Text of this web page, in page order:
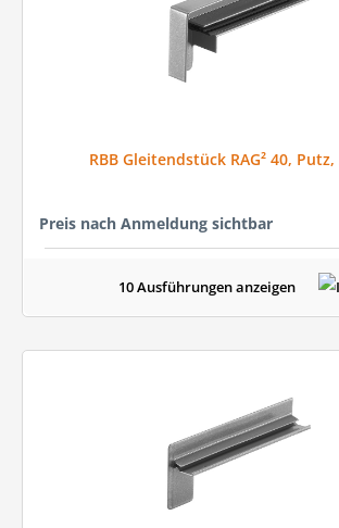
RBB Gleitendstück RAG² 40,
Preis nach Anmeldung sichtbar
10 Ausführungen anzeigen